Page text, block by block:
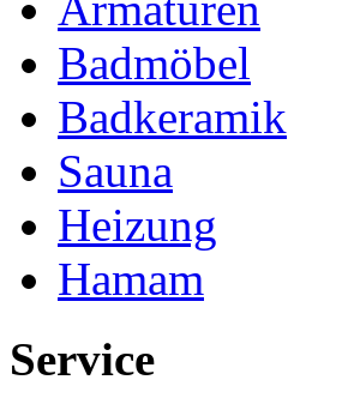
Badmöbel
Badkeramik
Sauna
Heizung
Hamam
Service